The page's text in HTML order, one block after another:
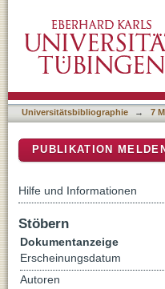
Universitätsbibliographie → 7
PUBLIKATION MELDEN
Hilfe und Informationen
Stöbern
Dokumentanzeige
Erscheinungsdatum
Autoren